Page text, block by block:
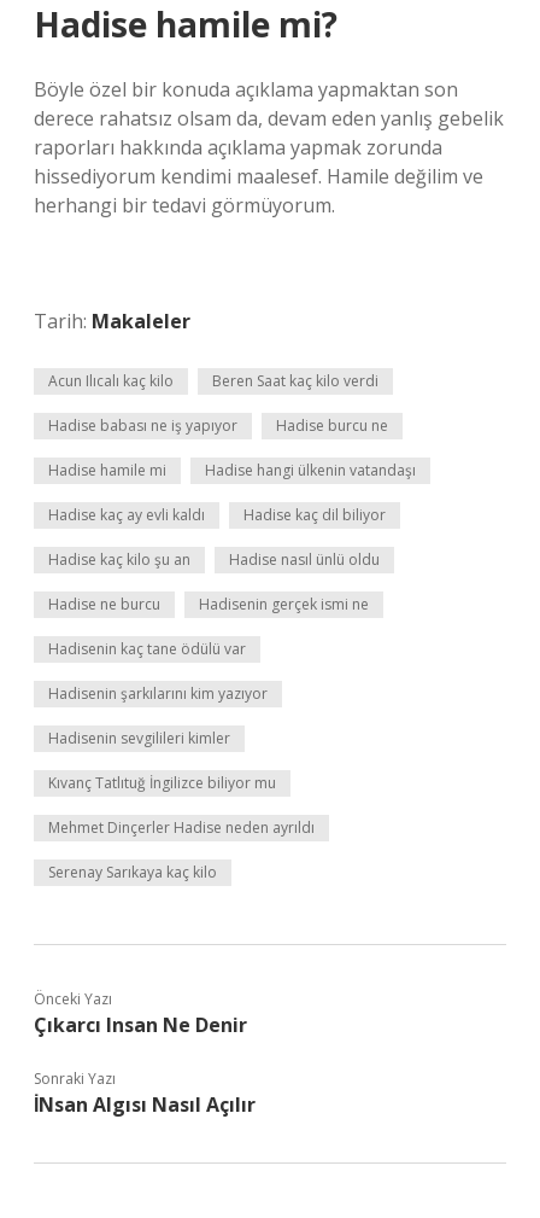
Hadise hamile mi?
Böyle özel bir konuda açıklama yapmaktan son
derece rahatsız olsam da, devam eden yanlış gebelik
raporları hakkında açıklama yapmak zorunda
hissediyorum kendimi maalesef. Hamile değilim ve
herhangi bir tedavi görmüyorum.
Tarih: Makaleler
Acun Ilıcalı kaç kilo Beren Saat kaç kilo verdi
Hadise babası ne iş yapıyor Hadise burcu ne
Hadise hamile mi Hadise hangi ülkenin vatandaşı
Hadise kaç ay evli kaldı Hadise kaç dil biliyor
Hadise kaç kilo şu an Hadise nasıl ünlü oldu
Hadise ne burcu Hadisenin gerçek ismi ne
Hadisenin kaç tane ödülü var
Hadisenin şarkılarını kim yazıyor
Hadisenin sevgilileri kimler
Kıvanç Tatlıtuğ İngilizce biliyor mu
Mehmet Dinçerler Hadise neden ayrıldı
Serenay Sarıkaya kaç kilo
Önceki Yazı
Çıkarcı Insan Ne Denir
Sonraki Yazı
İNsan Algısı Nasıl Açılır